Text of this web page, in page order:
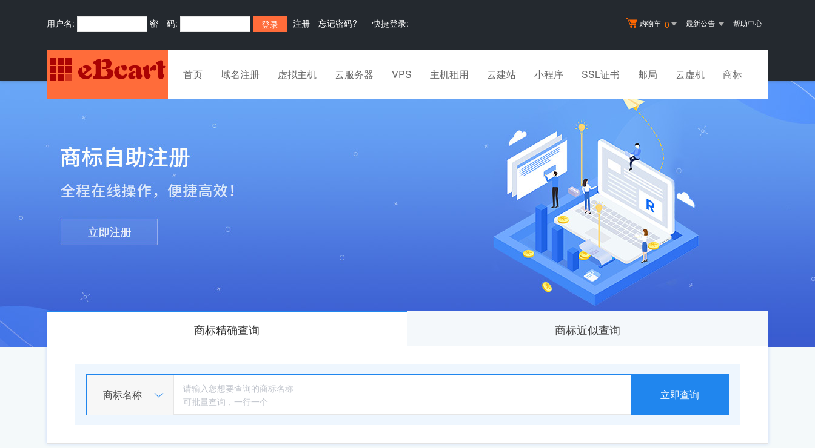
购物车 0 最新公告 帮助中心
用户名: 密 码: 注册 忘记密码? 快捷登录:
首页 域名注册 虚拟主机 云服务器 VPS 主机租用 云建站 小程序 SSL证书 邮局 云虚机 商标
商标精确查询 商标近似查询
商标名称 立即查询